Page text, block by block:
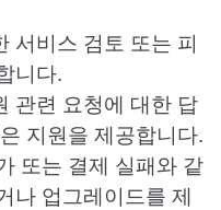
서비스 검토 또는 피
니다.
관련 요청에 대한 답
지원을 제공합니다.
또는 결제 실패와 같
나 업그레이드를 제